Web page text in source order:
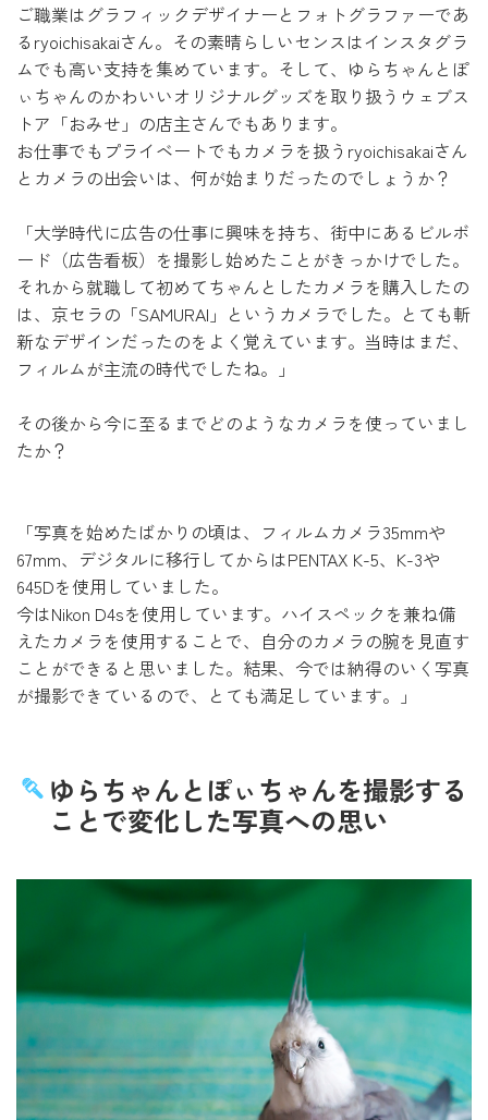
ご職業はグラフィックデザイナーとフォトグラファーであ
るryoichisakaiさん。その素晴らしいセンスはインスタグラ
ムでも高い支持を集めています。そして、ゆらちゃんとぽ
ぃちゃんのかわいいオリジナルグッズを取り扱うウェブス
トア「おみせ」の店主さんでもあります。
お仕事でもプライベートでもカメラを扱うryoichisakaiさん
とカメラの出会いは、何が始まりだったのでしょうか？
「大学時代に広告の仕事に興味を持ち、街中にあるビルボ
ード（広告看板）を撮影し始めたことがきっかけでした。
それから就職して初めてちゃんとしたカメラを購入したの
は、京セラの「SAMURAI」というカメラでした。とても斬
新なデザインだったのをよく覚えています。当時はまだ、
フィルムが主流の時代でしたね。」
その後から今に至るまでどのようなカメラを使っていまし
たか？
「写真を始めたばかりの頃は、フィルムカメラ35mmや
67mm、デジタルに移行してからはPENTAX K-5、K-3や
645Dを使用していました。
今はNikon D4sを使用しています。ハイスペックを兼ね備
えたカメラを使用することで、自分のカメラの腕を見直す
ことができると思いました。結果、今では納得のいく写真
が撮影できているので、とても満足しています。」
ゆらちゃんとぽぃちゃんを撮影する
ことで変化した写真への思い